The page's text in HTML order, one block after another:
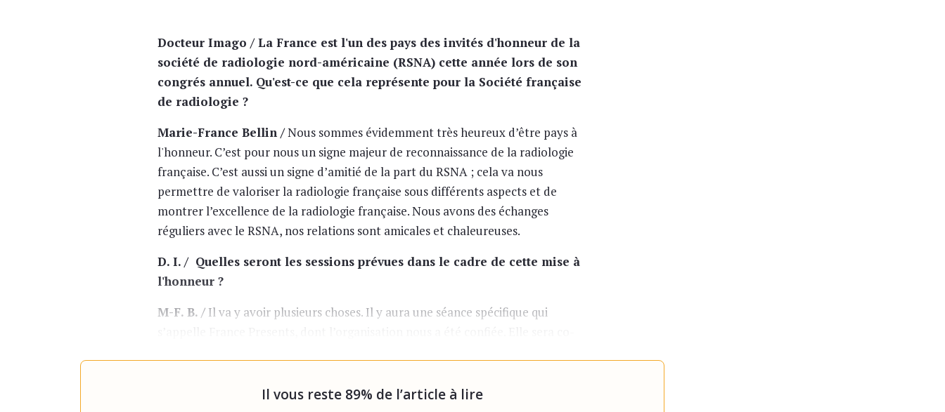
Docteur Imago / La France est l'un des pays des invités d'honneur de la
société de radiologie nord-américaine (RSNA) cette année lors de son
congrés annuel. Qu'est-ce que cela représente pour la Société française
de radiologie ?
Marie-France Bellin /Nous sommes évidemment très heureux d’être pays à
l'honneur. C’est pour nous un signe majeur de reconnaissance de la radiologie
française. C’est aussi un signe d’amitié de la part du RSNA ; cela va nous
permettre de valoriser la radiologie française sous différents aspects et de
montrer l’excellence de la radiologie française. Nous avons des échanges
réguliers avec le RSNA, nos relations sont amicales et chaleureuses.
D. I. / Quelles seront les sessions prévues dans le cadre de cette mise à
l'honneur ?
M-F. B. /Il va y avoir plusieurs choses. Il y aura une séance spécifique qui
Il vous reste 89% de l’article à lire